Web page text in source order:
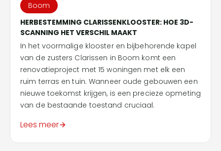
Boom
HERBESTEMMING CLARISSENKLOOSTER: HOE 3D-
SCANNING HET VERSCHIL MAAKT
In het voormalige klooster en bijbehorende kapel
van de zusters Clarissen in Boom komt een
renovatieproject met 15 woningen met elk een
ruim terras en tuin. Wanneer oude gebouwen een
nieuwe toekomst krijgen, is een precieze opmeting
van de bestaande toestand cruciaal.
Lees meer